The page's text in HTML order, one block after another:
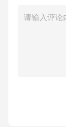
存在高能